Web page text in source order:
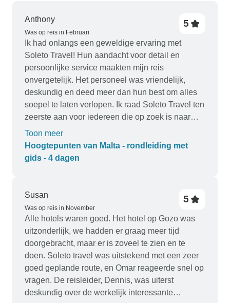
Anthony
Was op reis in Februari
5
Ik had onlangs een geweldige ervaring met
Soleto Travel! Hun aandacht voor detail en
persoonlijke service maakten mijn reis
onvergetelijk. Het personeel was vriendelijk,
deskundig en deed meer dan hun best om alles
soepel te laten verlopen. Ik raad Soleto Travel ten
zeerste aan voor iedereen die op zoek is naar
een naadloze en plezierige reiservaring.
Helemaal 5 sterren!
Toon meer
Hoogtepunten van Malta - rondleiding met
gids - 4 dagen
Susan
Was op reis in November
5
Alle hotels waren goed. Het hotel op Gozo was
uitzonderlijk, we hadden er graag meer tijd
doorgebracht, maar er is zoveel te zien en te
doen. Soleto travel was uitstekend met een zeer
goed geplande route, en Omar reageerde snel op
vragen. De reisleider, Dennis, was uiterst
deskundig over de werkelijk interessante